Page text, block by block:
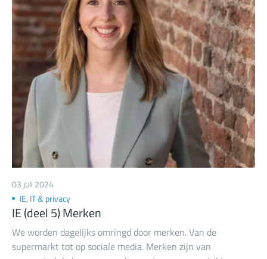
03 juli 2024
IE, IT & privacy
IE (deel 5) Merken
We worden dagelijks omringd door merken. Van de
supermarkt tot op sociale media. Merken zijn van